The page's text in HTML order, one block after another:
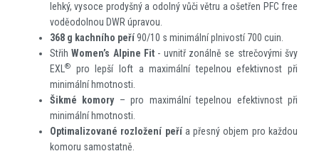
lehký, vysoce prodyšný a odolný vůči větru a ošetřen PFC free
voděodolnou DWR úpravou.
368 g kachního peří90/10 s minimální plnivostí 700 cuin.
StřihWomen’s Alpine Fit - uvnitř zonálně se strečovými švy
EXL®
pro lepší loft a maximální tepelnou efektivnost při
minimální hmotnosti.
Šikmé komory – pro maximální tepelnou efektivnost při
minimální hmotnosti.
Optimalizované rozložení peří a přesný objem pro každou
komoru samostatně.